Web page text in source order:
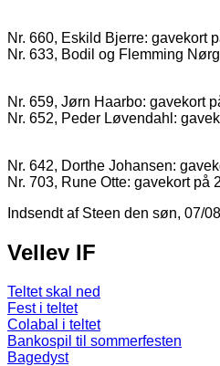
Nr. 660, Eskild Bjerre: gavekort
Nr. 633, Bodil og Flemming
Nr. 659, Jørn Haarbo: gavekort
Nr. 652, Peder Løvendahl:
Nr. 642, Dorthe Johansen:
Nr. 703, Rune Otte: gavekort på
Indsendt af Steen den søn, 07/
Vellev IF
Teltet skal ned
Fest i teltet
Colabal i teltet
Bankospil til sommerfesten
Bagedyst